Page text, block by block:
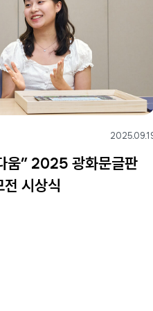
움” 2025 광화문글판
시상식